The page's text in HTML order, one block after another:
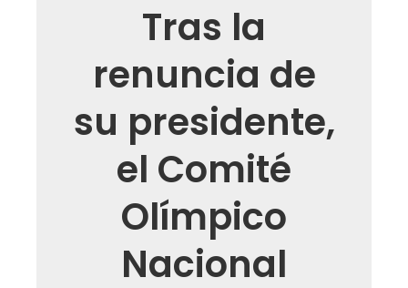
Tras la
renuncia de
su presidente,
el Comité
Olímpico
Nacional